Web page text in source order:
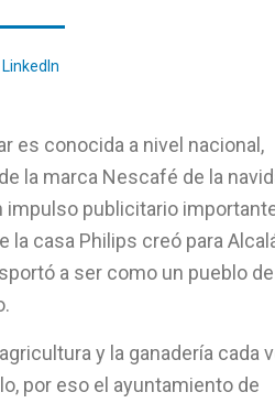
LinkedIn
es conocida a nivel nacional,
la marca Nescafé de la
impulso publicitario
la casa Philips creó para
a ser como un pueblo
y la ganadería cada
por eso el ayuntamiento de